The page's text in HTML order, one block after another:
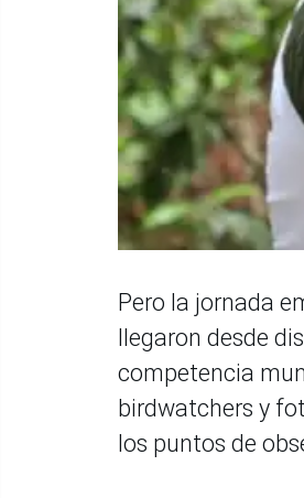
Pero la jornada
llegaron desde
competencia
birdwatchers y
los puntos de